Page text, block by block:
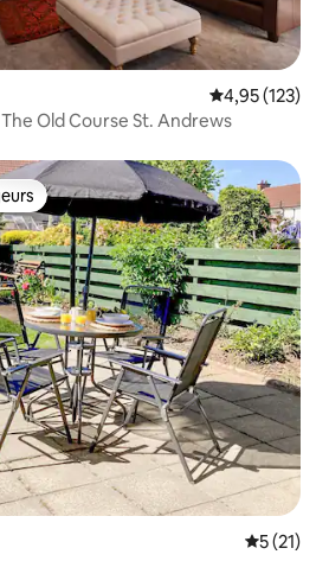
Note
4,95 (123)
Old Course St. Andrews
Note
5 (21)